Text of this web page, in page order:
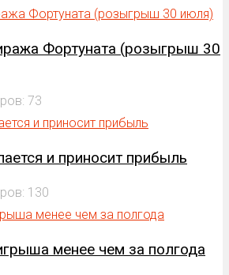
Фортуната (розыгрыш 30
73
и приносит прибыль
130
менее чем за полгода